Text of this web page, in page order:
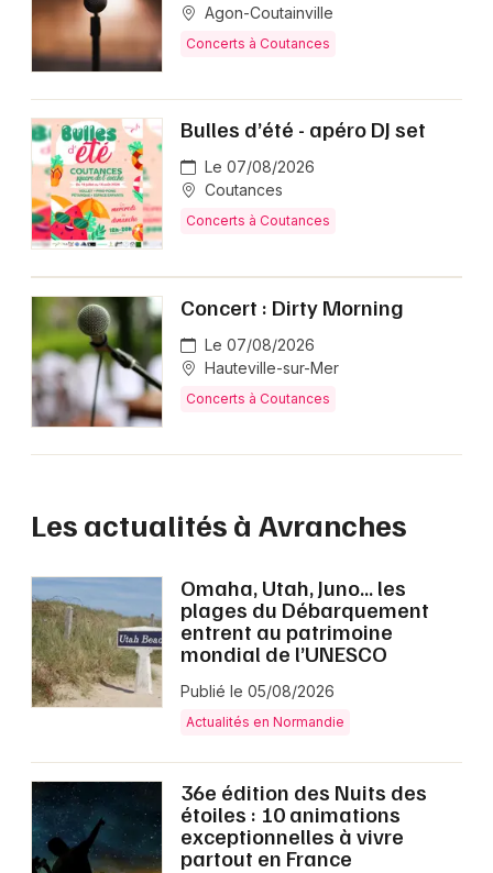
Agon-Coutainville
Concerts à Coutances
Bulles d’été - apéro DJ set
Le 07/08/2026
Coutances
Concerts à Coutances
Concert : Dirty Morning
Le 07/08/2026
Hauteville-sur-Mer
Concerts à Coutances
Les actualités à Avranches
Omaha, Utah, Juno… les
plages du Débarquement
entrent au patrimoine
mondial de l’UNESCO
Publié le 05/08/2026
Actualités en Normandie
36e édition des Nuits des
étoiles : 10 animations
exceptionnelles à vivre
partout en France